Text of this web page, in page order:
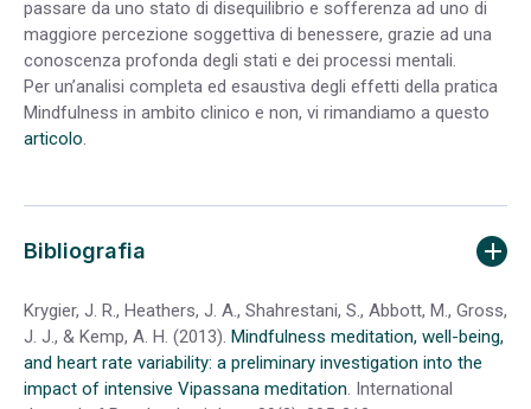
passare da uno stato di disequilibrio e sofferenza ad uno di
maggiore percezione soggettiva di benessere, grazie ad una
conoscenza profonda degli stati e dei processi mentali.
Per un’analisi completa ed esaustiva degli effetti della pratica
Mindfulness in ambito clinico e non, vi rimandiamo a questo
articolo.
Bibliografia
Krygier, J. R., Heathers, J. A., Shahrestani, S., Abbott, M., Gross,
J. J., & Kemp, A. H. (2013). Mindfulness meditation, well-being,
and heart rate variability: a preliminary investigation into the
impact of intensive Vipassana meditation. International